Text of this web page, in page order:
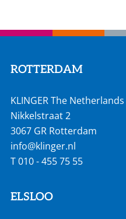
ROTTERDAM
KLINGER The Netherlands
Nikkelstraat 2
3067 GR Rotterdam
info@klinger.nl
T010 - 455 75 55
ELSLOO